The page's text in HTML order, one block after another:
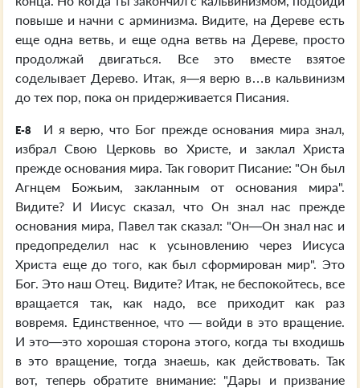
повыше и начни с арминизма. Видите, на Дереве есть
еще одна ветвь, и еще одна ветвь на Дереве, просто
продолжай двигаться. Все это вместе взятое
соделывает Дерево. Итак, я—я верю в…в кальвинизм
до тех пор, пока он придерживается Писания.
E-8
И я верю, что Бог прежде основания мира знал,
избрал Свою Церковь во Христе, и заклал Христа
прежде основания мира. Так говорит Писание: "Он был
Агнцем Божьим, закланным от основания мира".
Видите? И Иисус сказал, что Он знал нас прежде
основания мира, Павел так сказал: "Он—Он знал нас и
предопределил нас к усыновлению через Иисуса
Христа еще до того, как был сформирован мир". Это
Бог. Это наш Отец. Видите? Итак, не беспокойтесь, все
вращается так, как надо, все приходит как раз
вовремя. Единственное, что — войди в это вращение.
И это—это хорошая сторона этого, когда ты входишь
в это вращение, тогда знаешь, как действовать. Так
вот, теперь обратите внимание: "Дары и призвание